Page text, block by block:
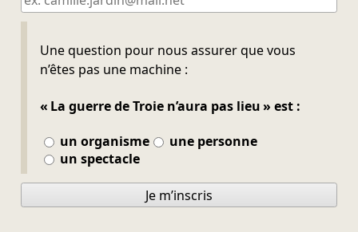
Une question pour nous assurer que vous
n’êtes pas une machine :
« La guerre de Troie n’aura pas lieu » est :
un organisme
une personne
un spectacle
Ne pas remplir
Je m’inscris